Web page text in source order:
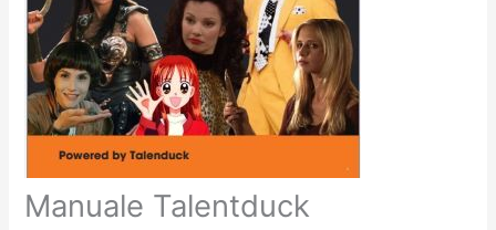
Manuale Talentduck